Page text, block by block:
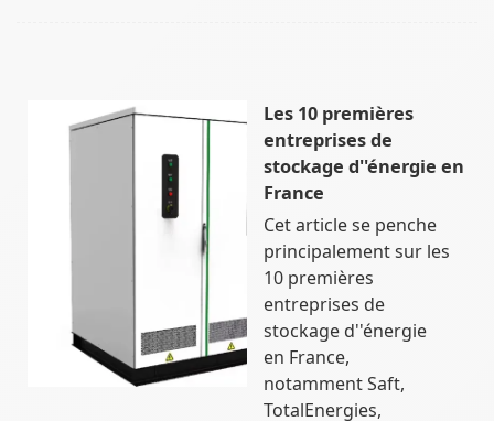
Les 10 premières
entreprises de
stockage d''énergie en
France
Cet article se penche
principalement sur les
10 premières
entreprises de
stockage d''énergie
en France,
notamment Saft,
TotalEnergies,